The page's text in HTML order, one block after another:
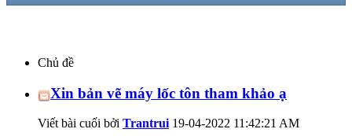
Chủ đề
Xin bản vẽ máy lốc tôn tham khảo ạ
Viết bài cuối bởi Trantrui 19-04-2022 11:42:21 AM